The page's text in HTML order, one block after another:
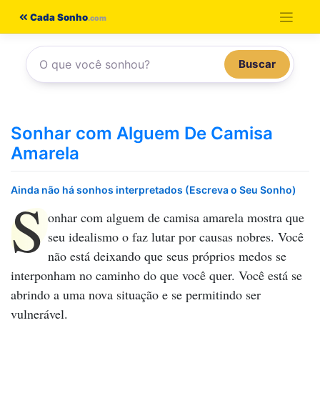
conteúdo
Cada Sonho
Buscar
Sonhar com Alguem De Camisa
Amarela
Ainda não há sonhos interpretados (Escreva o Seu Sonho)
S onhar com alguem de camisa amarela mostra que
seu idealismo o faz lutar por causas nobres. Você
não está deixando que seus próprios medos se
interponham no caminho do que você quer. Você está se
abrindo a uma nova situação e se permitindo ser
vulnerável.